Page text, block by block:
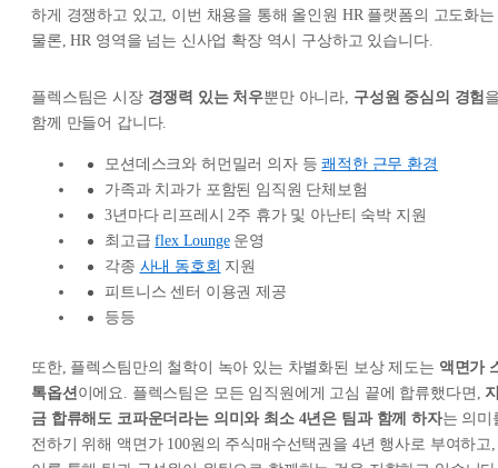
하게 경쟁하고 있고, 이번 채용을 통해 올인원 HR 플랫폼의 고도화는
물론, HR 영역을 넘는 신사업 확장 역시 구상하고 있습니다.
플렉스팀은 시장 경쟁력 있는 처우뿐만 아니라, 구성원 중심의 경험
함께 만들어 갑니다.
모션데스크와 허먼밀러 의자 등쾌적한 근무 환경
가족과 치과가 포함된 임직원 단체보험
3년마다 리프레시 2주 휴가 및 아난티 숙박 지원
최고급flex Lounge운영
각종 사내 동호회 지원
피트니스 센터 이용권 제공
등등
또한, 플렉스팀만의 철학이 녹아 있는 차별화된 보상 제도는 액면가
톡옵션이에요. 플렉스팀은 모든 임직원에게 고심 끝에 합류했다면,
금 합류해도 코파운더라는 의미와 최소 4년은 팀과 함께 하자는 의미
전하기 위해 액면가 100원의 주식매수선택권을 4년 행사로 부여하고,